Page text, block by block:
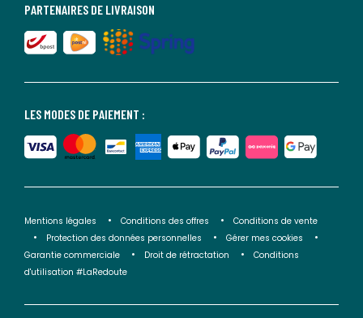
LES MODES DE PAIEMENT :
PARTENAIRES DE LIVRAISON
Mentions légales Conditions des offres
Conditions de vente
Protection des données personnelles
Gérer mes cookies
Garantie commerciale
Droit de rétractation
Conditions
d'utilisation #LaRedoute